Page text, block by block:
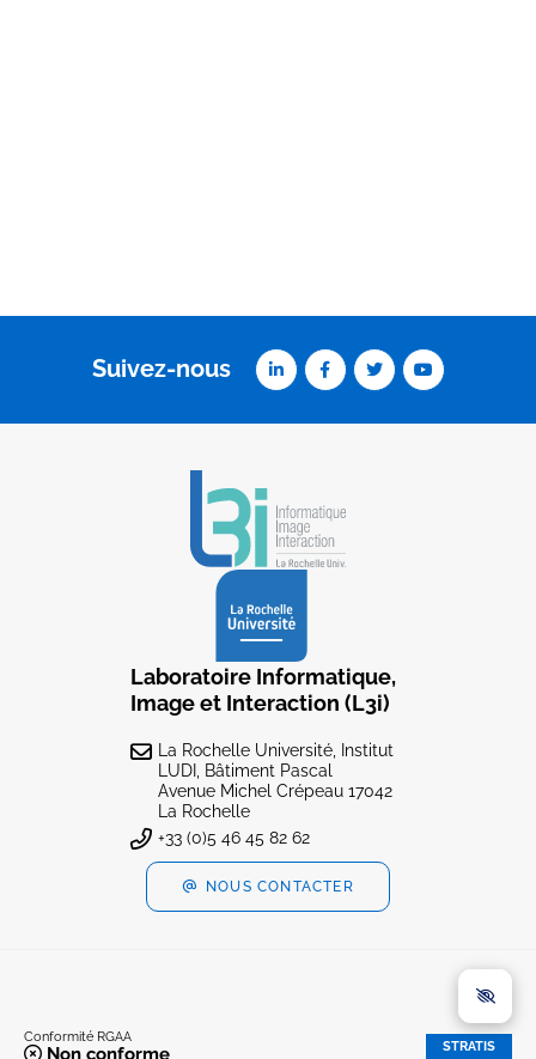
Suivez-nous
Laboratoire Informatique,
Image et Interaction (L3i)
La Rochelle Université, Institut
LUDI, Bâtiment Pascal
Avenue Michel Crépeau 17042
La Rochelle
+33 (0)5 46 45 82 62
NOUS CONTACTER
Conformité RGAA
Non conforme STRATIS